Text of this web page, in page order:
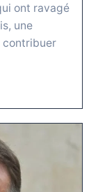
ont ravagé
une
contribuer